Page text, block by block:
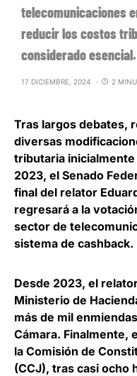
telecomunicaciones
reducir los costos
considerado esencial.
17 DICIEMBRE, 2024 2
Tras largos debates,
diversas
tributaria inicialmente
2023, el Senado
final del relator
regresará a la
sector de
sistema de cashback.
Desde 2023, el
Ministerio de
más de mil
Cámara. Finalmente,
la Comisión de
(CCJ), tras casi ocho